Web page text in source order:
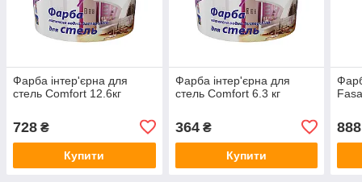
Фарба інтер'єрна для
стель Comfort 12.6кг
728 ₴
Купити
Фарба інтер'єрна для
стель Comfort 6.3 кг
364₴
Купити
888